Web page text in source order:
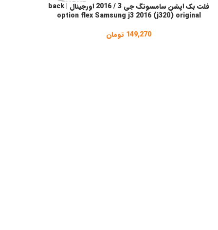
به سبد خرید
فلت بک اپشن سامسونگ جی 3 / 2016 اورجینال | back
option flex Samsung j3 2016 (j320) original
149,270 تومان